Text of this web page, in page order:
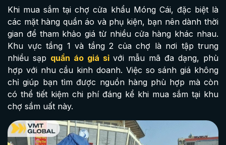
Khi mua sắm tại chợ cửa khẩu Móng Cái, đặc biệt là
các mặt hàng quần áo và phụ kiện, bạn nên dành thời
gian để tham khảo giá từ nhiều cửa hàng khác nhau.
Khu vực tầng 1 và tầng 2 của chợ là nơi tập trung
nhiều sạp quần áo giá sỉvới mẫu mã đa dạng, phù
hợp với nhu cầu kinh doanh. Việc so sánh giá không
chỉ giúp bạn tìm được nguồn hàng phù hợp mà còn
có thể tiết kiệm chi phí đáng kể khi mua sắm tại khu
chợ sầm uất này.